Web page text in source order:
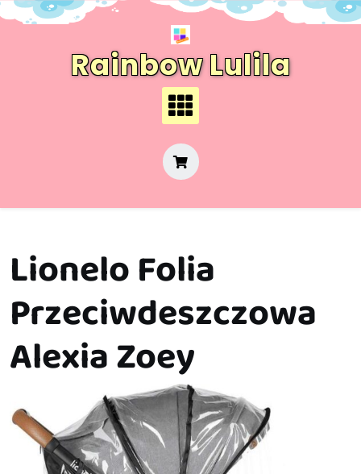
Skip
Rainbow Lulila
Lionelo Folia
Przeciwdeszczowa
Alexia Zoey